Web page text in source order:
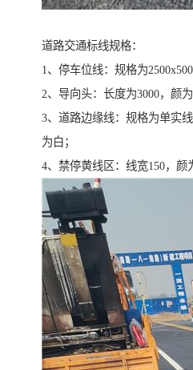
道路交通标线规格：
1、停车位线：规格为
2、导向头：长度为3000，颜为
3、道路边缘线：规格为单实
为白；
4、禁停黄线区：线宽150，颜